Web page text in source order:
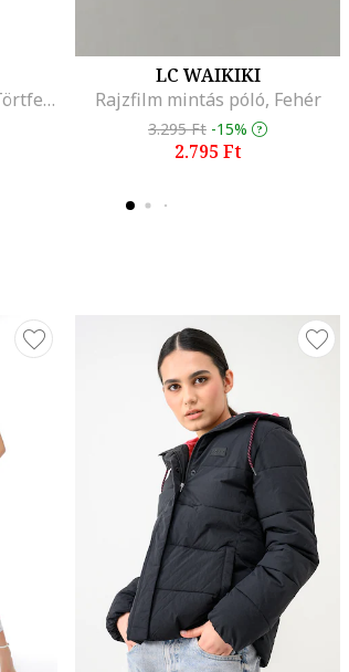
Mintás póló, Korallszín/Törtfehér
LC WAIKIKI
Rajzfilm mintás póló, Fehér
3.295 Ft -15%
2.795 Ft